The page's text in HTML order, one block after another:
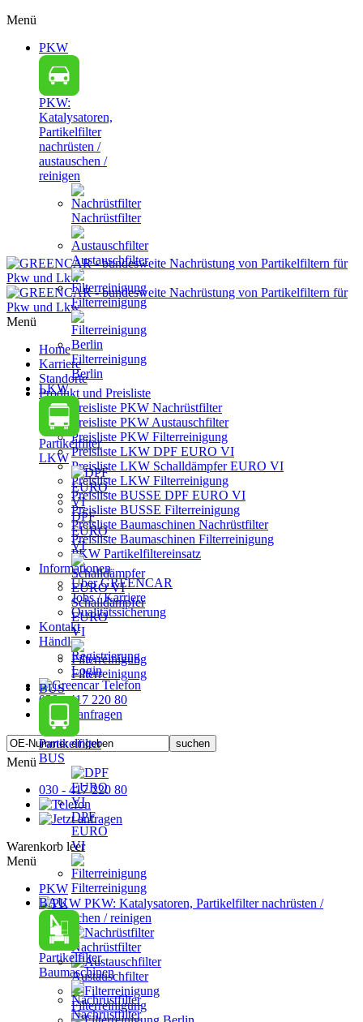
Menü
PKW
PKW:
Katalysatoren,
Partikelfilter
nachrüsten /
austauschen /
reinigen
Nachrüstfilter
Austauschfilter
Filterreinigung
Filterreinigung
Berlin
LKW
Partikelfilter
LKW
DPF
EURO
VI
Schalldämpfer
EURO
VI
Filterreinigung
BUS
Partikelfilter
BUS
DPF
EURO
VI
Filterreinigung
BAU
Partikelfilter
Baumaschinen
Nachrüstfilter
Menü
Home
Karriere
Standorte
Produkt und Preisliste
Preisliste PKW Nachrüstfilter
Preisliste PKW Austauschfilter
Preisliste PKW Filterreinigung
Preisliste LKW DPF EURO VI
Preisliste LKW Schalldämpfer EURO VI
Preisliste LKW Filterreinigung
Preisliste BUSSE DPF EURO VI
Preisliste BUSSE Filterreinigung
Preisliste Baumaschinen Nachrüstfilter
Preisliste Baumaschinen Filterreinigung
PKW Partikelfiltereinsatz
Informationen
Über GREENCAR
Jobs / Karriere
Qualitätssicherung
Kontakt
Händler
Registrierung
Login
030 - 417 220 80
Menü
030 - 417 220 80
Warenkorb leer
Menü
PKW
PKW: Katalysatoren, Partikelfilter nachrüsten /
austauschen / reinigen
Nachrüstfilter
Austauschfilter
Filterreinigung